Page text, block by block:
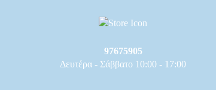
97675905
Δευτέρα - Σάββατο 10:00 - 17:00